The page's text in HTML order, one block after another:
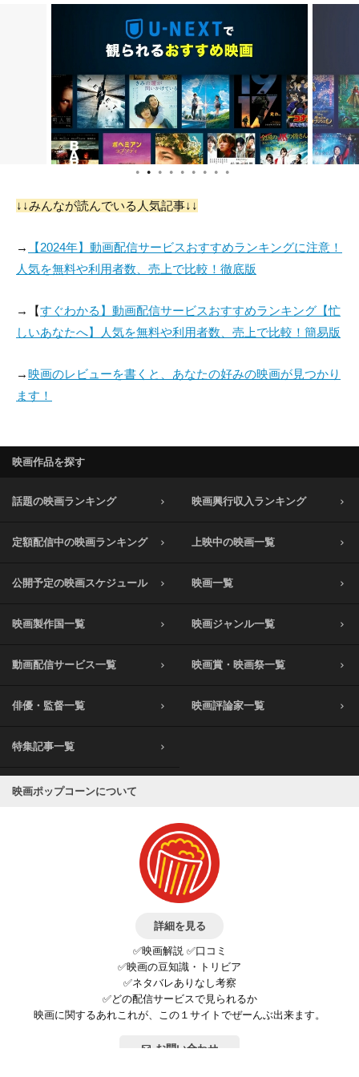
● ● ● ● ● ● ● ● ●
↓↓みんなが読んでいる人気記事↓↓
→
【2024年】動画配信サービスおすすめランキングに注意！
人気を無料や利用者数、売上で比較！徹底版
→【すぐわかる】動画配信サービスおすすめランキング【忙
しいあなたへ】人気を無料や利用者数、売上で比較！簡易版
→映画のレビューを書くと、あなたの好みの映画が見つかり
ます！
映画作品を探す
話題の映画ランキング 映画興行収入ランキング
定額配信中の映画ランキング 上映中の映画一覧
公開予定の映画スケジュール 映画一覧
映画製作国一覧 映画ジャンル一覧
動画配信サービス一覧 映画賞・映画祭一覧
俳優・監督一覧 映画評論家一覧
特集記事一覧
映画ポップコーンについて
詳細を見る
✅映画解説 ✅口コミ
✅映画の豆知識・トリビア
✅ネタバレありなし考察
✅どの配信サービスで見られるか
映画に関するあれこれが、この１サイトでぜーんぶ出来ます。
お問い合わせ